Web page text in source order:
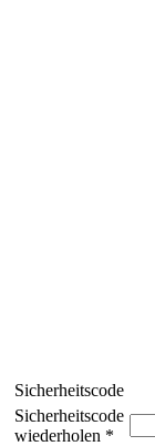
Sicherheitscode
Sicherheitscode
wiederholen *